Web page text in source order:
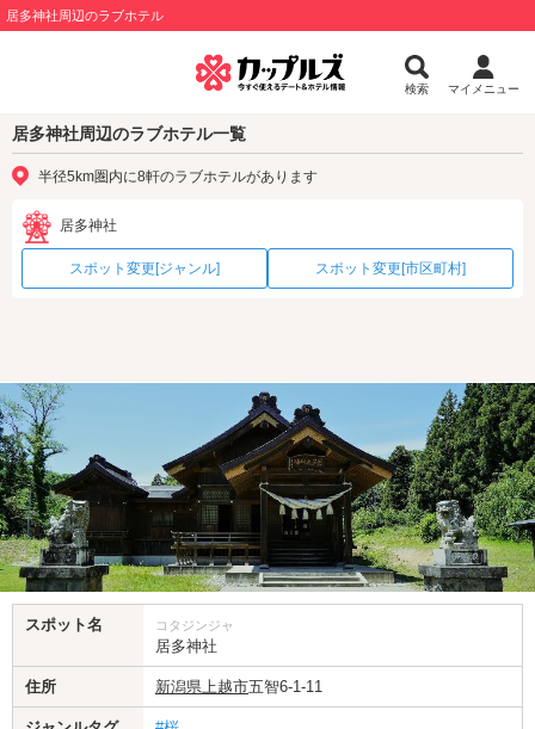
居多神社周辺のラブホテル
検索 マイメニュー
居多神社周辺のラブホテル一覧
半径5km圏内に8軒のラブホテルがあります
居多神社
スポット変更[ジャンル] スポット変更[市区町村]
スポット名 コタジンジャ
居多神社
住所 新潟県 上越市五智6-1-11